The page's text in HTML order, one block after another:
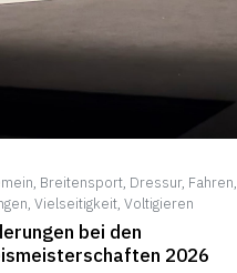
, Breitensport, Dressur, Fahren,
, Vielseitigkeit, Voltigieren
bei den
2026